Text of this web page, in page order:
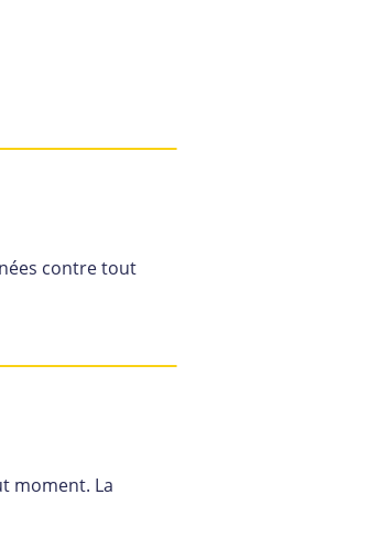
contre tout
moment. La